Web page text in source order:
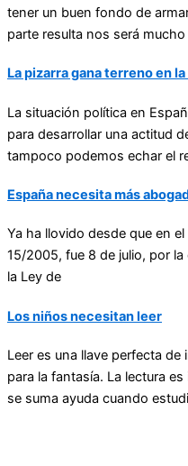
tener un buen fondo de
parte resulta nos será
La pizarra gana terreno en
La situación política en
para desarrollar una actitud
tampoco podemos echar el
España necesita más
Ya ha llovido desde que en
15/2005, fue 8 de julio, por
la Ley de
Los niños necesitan leer
Leer es una llave perfecta
para la fantasía. La lectura
se suma ayuda cuando